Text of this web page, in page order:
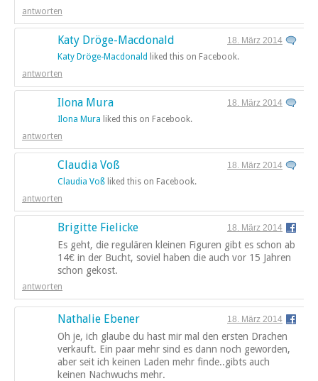
antworten
Katy Dröge-Macdonald
18. März 2014
Katy Dröge-Macdonald
liked this on Facebook.
antworten
Ilona Mura
18. März 2014
Ilona Mura liked this on Facebook.
antworten
Claudia Voß
18. März 2014
Claudia Voß liked this on Facebook.
antworten
Brigitte Fielicke 18. März 2014
Es geht, die regulären kleinen Figuren gibt es schon ab
14€ in der Bucht, soviel haben die auch vor 15 Jahren
schon gekost.
antworten
Nathalie Ebener 18. März 2014
Oh je, ich glaube du hast mir mal den ersten Drachen
verkauft. Ein paar mehr sind es dann noch geworden,
aber seit ich keinen Laden mehr finde..gibts auch
keinen Nachwuchs mehr.